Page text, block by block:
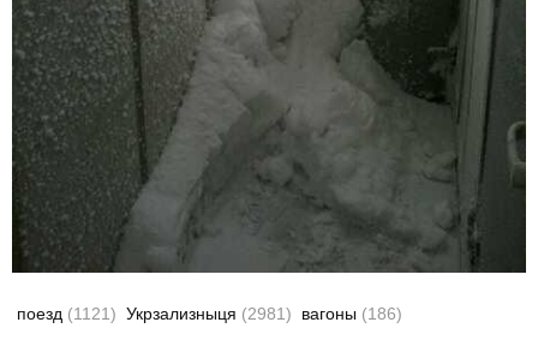
поезд (1121) Укрзализныця (2981) вагоны (186)